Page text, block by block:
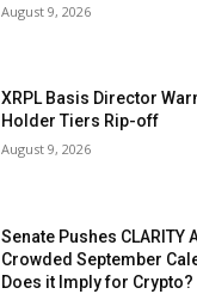
August 9, 2026
XRPL Basis Director
Holder Tiers Rip-off
August 9, 2026
Senate Pushes CLARITY
Crowded September
Does it Imply for Crypto?